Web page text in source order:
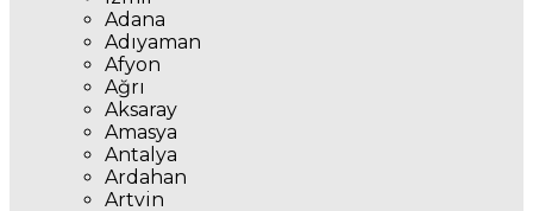
Adana
Adıyaman
Afyon
Ağrı
Aksaray
Amasya
Antalya
Ardahan
Artvin